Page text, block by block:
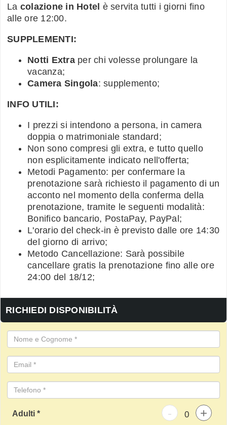
La colazione in Hotel è servita tutti i giorni fino
alle ore 12:00.
SUPPLEMENTI:
Notti Extraper chi volesse prolungare la
vacanza;
Camera Singola: supplemento;
INFO UTILI:
I prezzi si intendono a persona, in camera
doppia o matrimoniale standard;
Non sono compresi gli extra, e tutto quello
non esplicitamente indicato nell'offerta;
Metodi Pagamento: per confermare la
prenotazione sarà richiesto il pagamento di un
acconto nel momento della conferma della
prenotazione, tramite le seguenti modalità:
Bonifico bancario, PostaPay, PayPal;
L'orario del check-in è previsto dalle ore 14:30
del giorno di arrivo;
Metodo Cancellazione: Sarà possibile
cancellare gratis la prenotazione fino alle ore
24:00 del 18/12;
RICHIEDI DISPONIBILITÀ
Adulti * - +